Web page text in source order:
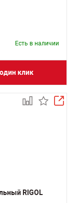
Есть в наличии
клик
RIGOL